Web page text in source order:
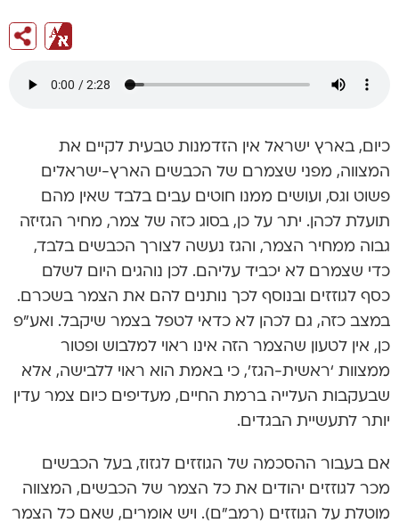
כיום, בארץ ישראל אין הזדמנות טבעית לקיים את
המצווה, מפני שצמרם של הכבשים הארץ-ישראלים
פשוט וגס, ועושים ממנו חוטים עבים בלבד שאין מהם
תועלת לכהן. יתר על כן, בסוג כזה של צמר, מחיר הגזיזה
גבוה ממחיר הצמר, והגז נעשה לצורך הכבשים בלבד,
כדי שצמרם לא יכביד עליהם. לכן נוהגים היום לשלם
כסף לגוזזים ובנוסף לכך נותנים להם את הצמר בשכרם.
במצב כזה, גם לכהן לא כדאי לטפל בצמר שיקבל. ואע”פ
כן, אין לטעון שהצמר הזה אינו ראוי למלבוש ופטור
ממצוות ‘ראשית-הגז’, כי באמת הוא ראוי ללבישה, אלא
שבעקבות העלייה ברמת החיים, מעדיפים כיום צמר עדין
יותר לתעשיית הבגדים.
אם בעבור ההסכמה של הגוזזים לגזוז, בעל הכבשים
מכר לגוזזים יהודים את כל הצמר של הכבשים, המצווה
מוטלת על הגוזזים (רמב”ם). ויש אומרים, שאם כל הצמר